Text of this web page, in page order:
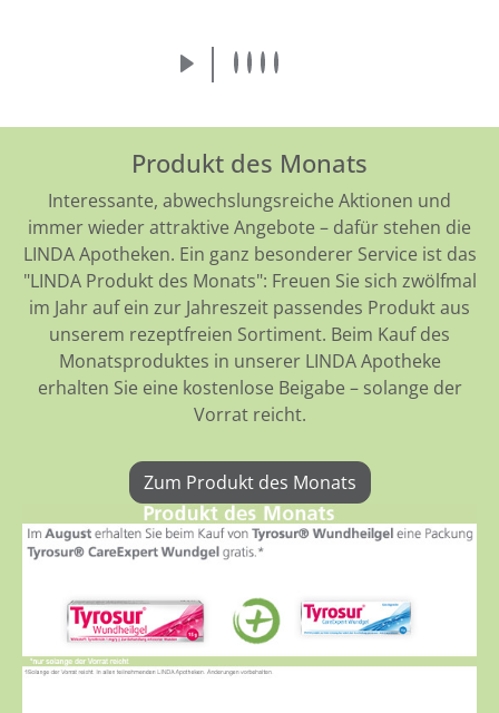
Produkt des Monats
Interessante, abwechslungsreiche Aktionen und
immer wieder attraktive Angebote – dafür stehen die
LINDA Apotheken. Ein ganz besonderer Service ist das
"LINDA Produkt des Monats": Freuen Sie sich zwölfmal
im Jahr auf ein zur Jahreszeit passendes Produkt aus
unserem rezeptfreien Sortiment. Beim Kauf des
Monatsproduktes in unserer LINDA Apotheke
erhalten Sie eine kostenlose Beigabe – solange der
Vorrat reicht.
Zum Produkt des Monats